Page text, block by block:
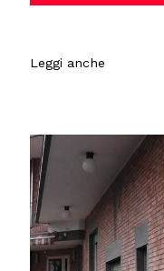
Leggi anche